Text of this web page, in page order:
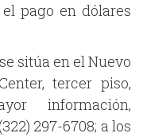
pago en dólares
sitúa en el Nuevo
tercer piso,
información,
297-6708; a los